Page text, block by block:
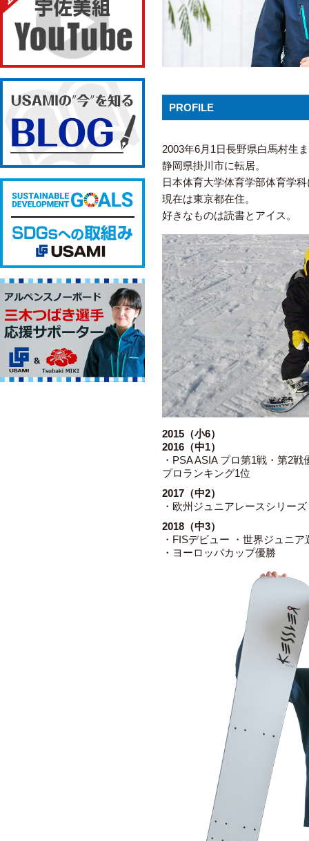
PROFILE
2003年6月1日長野県白馬村生
静岡県掛川市に転居。
日本体育大学体育学部体育学
現在は東京都在住。
好きなものは読書とアイス。
2015（小6）
2016（中1）
・PSA ASIA プロ第1戦・第2戦
プロランキング1位
2017（中2）
・欧州ジュニアレースシリー
2018（中3）
・FISデビュー ・世界ジュニ
・ヨーロッパカップ優勝